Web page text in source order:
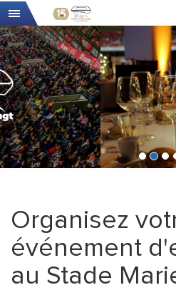
Toggle navigation
Organisez
événement
au Stade